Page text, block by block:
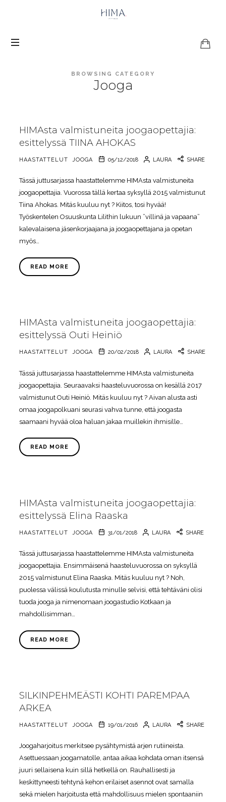
HIMA
Happiness
BROWSING CATEGORY
Jooga
HIMAsta valmistuneita joogaopettajia:
esittelyssä TIINA AHOKAS
HAASTATTELUT JOOGA 05/12/2018 LAURA SHARE
Tässä juttusarjassa haastattelemme HIMAsta valmistuneita
joogaopettajia. Vuorossa tällä kertaa syksyllä 2015 valmistunut
Tiina Ahokas. Mitäs kuuluu nyt ? Kiitos, tosi hyvää!
Työskentelen Osuuskunta Lilithin lukuun ”villinä ja vapaana”
kalevalaisena jäsenkorjaajana ja joogaopettajana ja opetan
myös…
READ MORE
HIMAsta valmistuneita joogaopettajia:
esittelyssä Outi Heiniö
HAASTATTELUT JOOGA 20/02/2018 LAURA SHARE
Tässä juttusarjassa haastattelemme HIMAsta valmistuneita
joogaopettajia. Seuraavaksi haasteluvuorossa on kesällä 2017
valmistunut Outi Heiniö. Mitäs kuuluu nyt ? Aivan alusta asti
omaa joogapolkuani seurasi vahva tunne, että joogasta
saamaani hyvää oloa haluan jakaa muillekin ihmisille…
READ MORE
HIMAsta valmistuneita joogaopettajia:
esittelyssä Elina Raaska
HAASTATTELUT JOOGA 31/01/2018 LAURA SHARE
Tässä juttusarjassa haastattelemme HIMAsta valmistuneita
joogaopettajia. Ensimmäisenä haasteluvuorossa on syksyllä
2015 valmistunut Elina Raaska. Mitäs kuuluu nyt ? Noh,
puolessa välissä koulutusta minulle selvisi, että tehtäväni olisi
tuoda jooga ja nimenomaan joogastudio Kotkaan ja
mahdollisimman…
READ MORE
SILKINPEHMEÄSTI KOHTI PAREMPAA
ARKEA
HAASTATTELUT JOOGA 19/01/2016 LAURA SHARE
Joogaharjoitus merkitsee pysähtymistä arjen rutiineista.
Asettuessaan joogamatolle, antaa aikaa kohdata oman itsensä
juuri sellaisena kuin sillä hetkellä on. Rauhallisesti ja
keskittyneesti tehtynä kehon erilaiset asennot ovat samalla
sekä mielen harjoitusta että mahdollisuus mielen spontaaniin